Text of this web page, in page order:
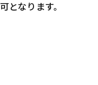
となります。